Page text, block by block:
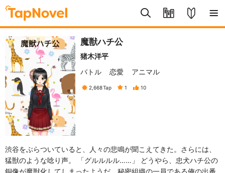
魔獣ハチ公
猪木洋平
バトル
恋愛 アニマル
2,668Tap 1 10
渋谷をぶらついていると、人々の悲鳴が聞こえてきた。さらには、
猛獣のような唸り声。 「グルルルル……」 どうやら、忠犬ハチ公の
銅像が魔獣化してしまったようだ。秘密組織の一員である俺の出番